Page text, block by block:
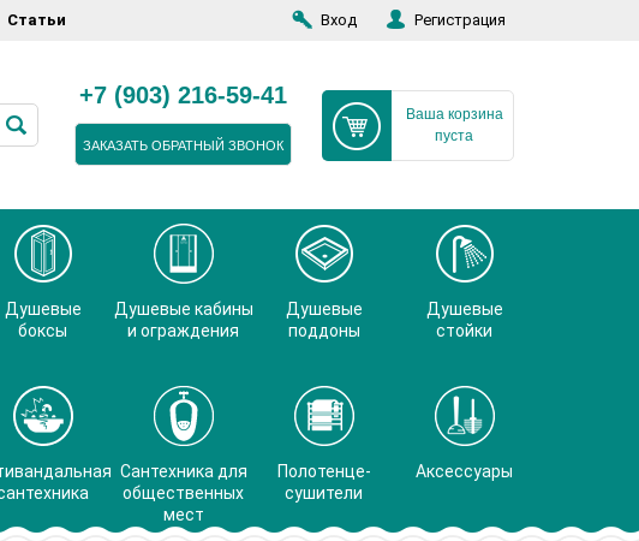
Статьи Вход Регистрация
+7 (903) 216-59-41
ЗАКАЗАТЬ ОБРАТНЫЙ ЗВОНОК
Ваша корзина
пуста
Душевые
боксы
Душевые кабины
и ограждения
Душевые
поддоны
Душевые
стойки
Сантехника для
общественных
мест
Полотенце-
сушители
Аксессуары